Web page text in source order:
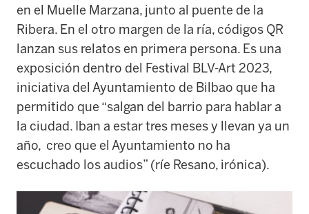
en el Muelle Marzana, junto al puente de la
Ribera. En el otro margen de la ría, códigos QR
lanzan sus relatos en primera persona. Es una
exposición dentro del Festival BLV-Art 2023,
iniciativa del Ayuntamiento de Bilbao que ha
permitido que “salgan del barrio para hablar a
la ciudad. Iban a estar tres meses y llevan ya un
año, creo que el Ayuntamiento no ha
escuchado los audios” (ríe Resano, irónica).